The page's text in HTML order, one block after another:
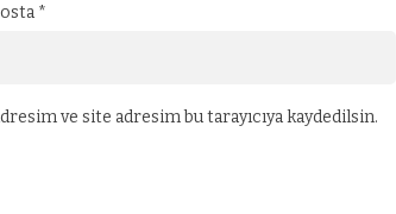
*
ve site adresim bu tarayıcıya kaydedilsin.